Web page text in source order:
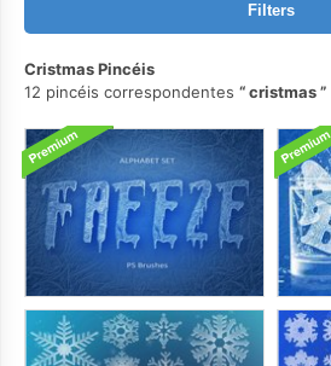
Filters
Cristmas Pincéis
12 pincéis correspondentes
cristmas